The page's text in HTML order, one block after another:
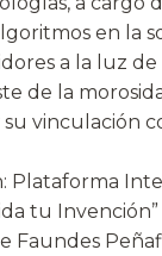
en la
a la luz de
de la
vinculación
tu
Faundes